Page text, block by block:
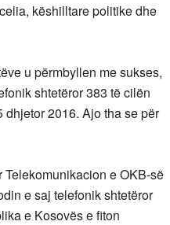
këshilltare politike dhe
u përmbyllen me sukses,
shtetëror 383 të cilën
dhjetor 2016. Ajo tha se për
e OKB-së
e saj telefonik shtetëror
e Kosovës e fiton